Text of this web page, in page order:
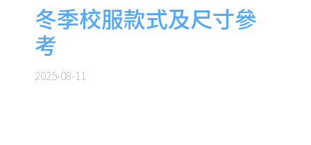
冬季校服款式及尺寸參
考
2025-08-11